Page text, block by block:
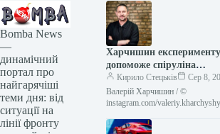
Bomba News
—
динамічний
портал про
найгарячіші
теми дня: від
ситуації на
лінії фронту
Харчишин
допоможе спіруліна
помідорам
Кирило Стецьків
Сер 8,
Валерій Харчишин / ©
instagram.com/
лідер гурту «Друга Ріка»,